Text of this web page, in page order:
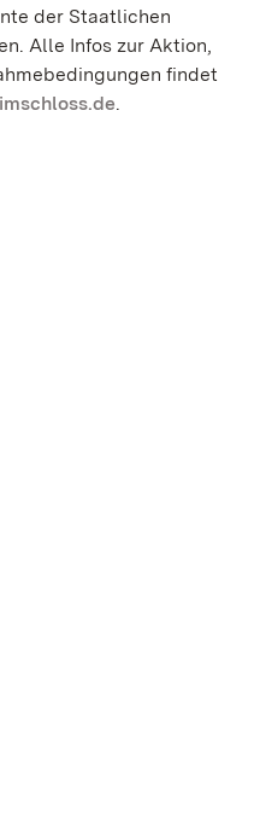
der Staatlichen
Alle Infos zur Aktion,
findet
.